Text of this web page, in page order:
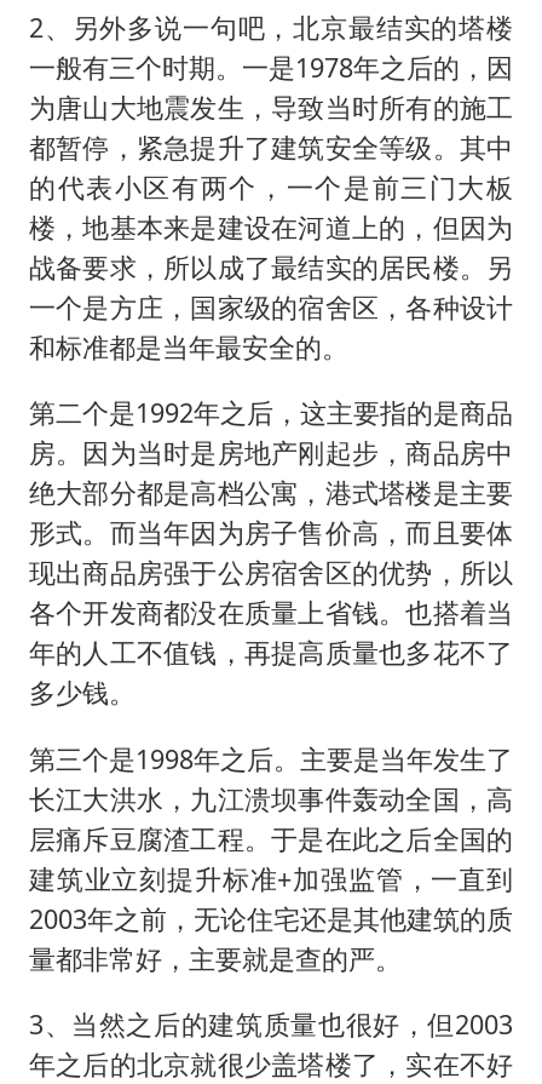
2、另外多说一句吧，北京最结实的塔楼
一般有三个时期。一是1978年之后的，因
为唐山大地震发生，导致当时所有的施工
都暂停，紧急提升了建筑安全等级。其中
的代表小区有两个，一个是前三门大板
楼，地基本来是建设在河道上的，但因为
战备要求，所以成了最结实的居民楼。另
一个是方庄，国家级的宿舍区，各种设计
和标准都是当年最安全的。
第二个是1992年之后，这主要指的是商品
房。因为当时是房地产刚起步，商品房中
绝大部分都是高档公寓，港式塔楼是主要
形式。而当年因为房子售价高，而且要体
现出商品房强于公房宿舍区的优势，所以
各个开发商都没在质量上省钱。也搭着当
年的人工不值钱，再提高质量也多花不了
多少钱。
第三个是1998年之后。主要是当年发生了
长江大洪水，九江溃坝事件轰动全国，高
层痛斥豆腐渣工程。于是在此之后全国的
建筑业立刻提升标准+加强监管，一直到
2003年之前，无论住宅还是其他建筑的质
量都非常好，主要就是查的严。
3、当然之后的建筑质量也很好，但2003
年之后的北京就很少盖塔楼了，实在不好